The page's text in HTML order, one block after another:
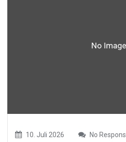
10. Juli 2026 No